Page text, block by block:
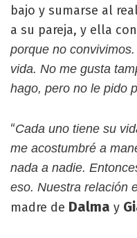
bajo y sumarse al
a su pareja, y ella
porque no
vida. No me gusta
hago, pero no le pido
“Cada uno tiene su
me acostumbré a
nada a nadie.
eso. Nuestra relación
madre de Dalma y